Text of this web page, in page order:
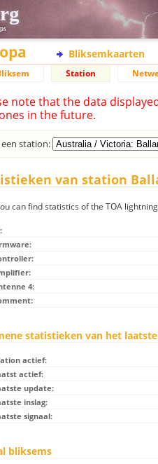
Bliksemkaarten
Station
note that the data
in the future.
een station:
van station
can find statistics of the TOA
4:
statistieken van het
actief:
actief:
update:
inslag:
signaal:
bliksems